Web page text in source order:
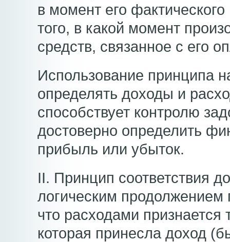
в момент его
того, в какой момент
средств, связанное с его
Использование принципа
определять доходы и
способствует контролю
достоверно определить
прибыль или убыток.
II. Принцип соответствия
логическим продолжением
что расходами признается
которая принесла доход